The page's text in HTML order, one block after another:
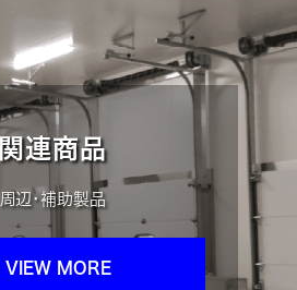
関連商品
周辺・補助製品
VIEW MORE